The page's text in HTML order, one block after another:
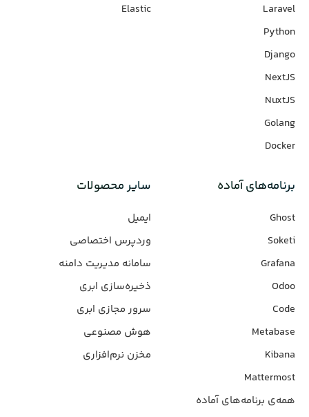
Laravel
Python
Django
NextJS
NuxtJS
Golang
Docker
Elastic
برنامه‌های‌ آماده
Ghost
Soketi
Grafana
Odoo
Code
Metabase
Kibana
Mattermost
همه‌ی برنامه‌های آماده
سایر محصولات
ایمیل
وردپرس‌ اختصاصی
سامانه مدیریت دامنه
ذخیره‌سازی ابری
سرور مجازی ابری
هوش مصنوعی
مخزن نرم‌افزاری